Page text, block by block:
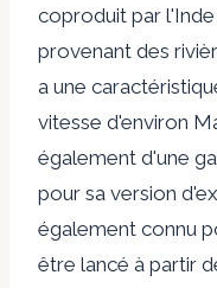
coproduit par l'Inde
provenant des
a une
vitesse d'environ
également d'une
pour sa version
également connu
être lancé à partir